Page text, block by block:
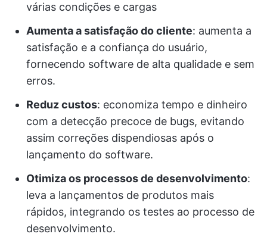
várias condições e cargas
Aumenta a satisfação do cliente: aumenta a
satisfação e a confiança do usuário,
fornecendo software de alta qualidade e sem
erros.
Reduz custos: economiza tempo e dinheiro
com a detecção precoce de bugs, evitando
assim correções dispendiosas após o
lançamento do software.
Otimiza os processos de desenvolvimento:
leva a lançamentos de produtos mais
rápidos, integrando os testes ao processo de
desenvolvimento.